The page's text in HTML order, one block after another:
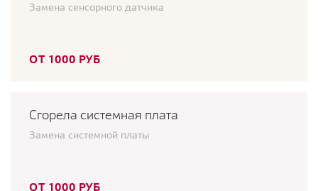
Замена сенсорного датчика
ОТ 1000 РУБ
Сгорела системная плата
Замена системной платы
ОТ 1000 РУБ